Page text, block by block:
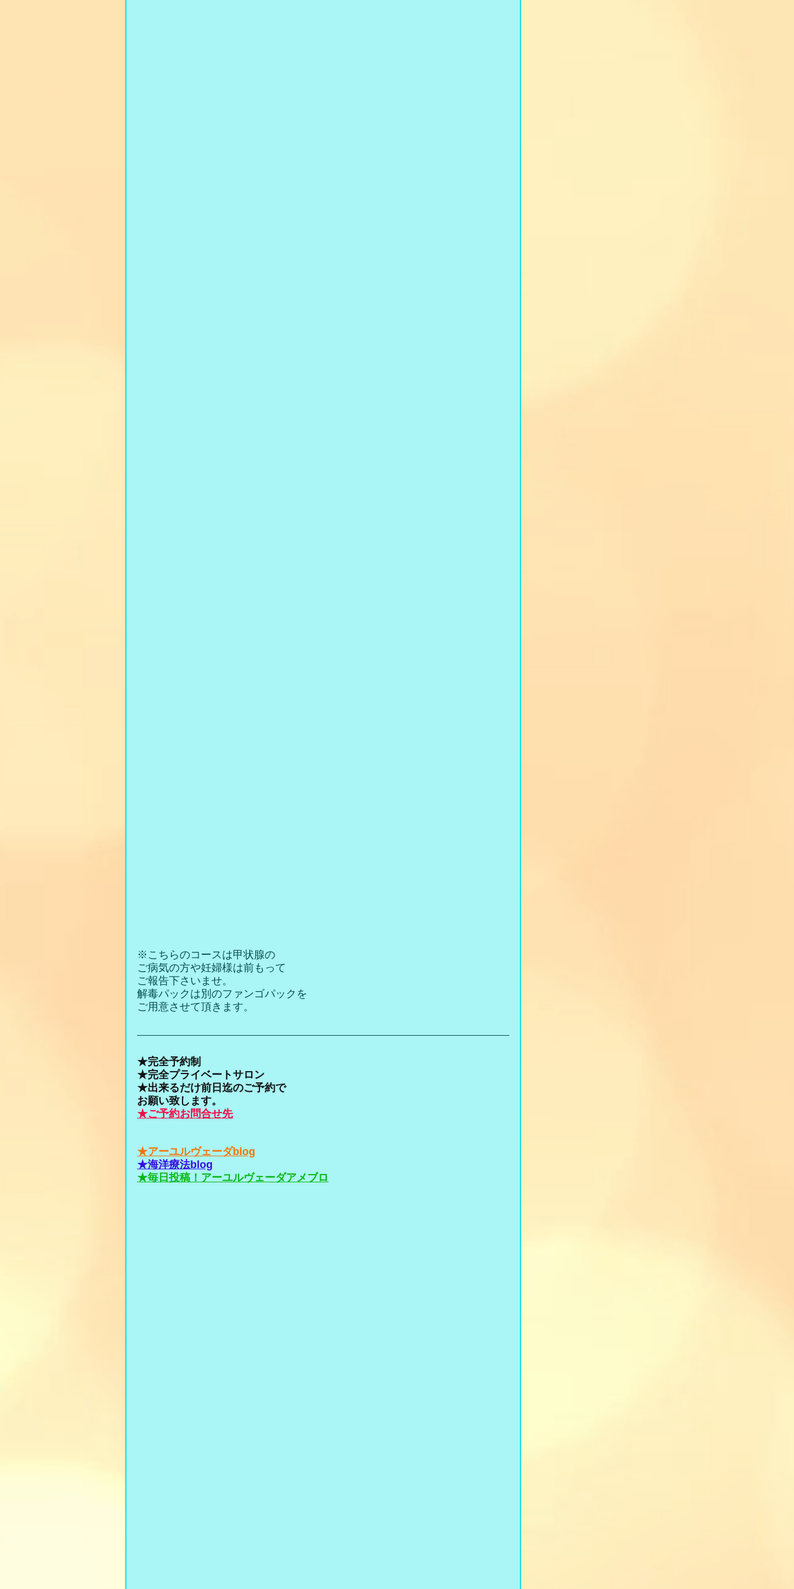
※こちらのコースは甲状腺の
ご病気の方や妊婦様は前もって
ご報告下さいませ。
解毒パックは別のファンゴパックを
ご用意させて頂きます。
★完全予約制
★完全プライベートサロン
★出来るだけ前日迄のご予約で
お願い致します。
★ご予約お問合せ先
★アーユルヴェーダblog
★海洋療法blog
★毎日投稿！アーユルヴェーダアメブロ